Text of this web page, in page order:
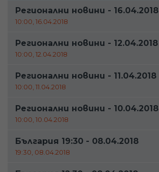
Регионални новини - 16.04.2018
10:00, 16.04.2018
Регионални новини - 12.04.2018
10:00, 12.04.2018
Регионални новини - 11.04.2018
10:00, 11.04.2018
Регионални новини - 10.04.2018
10:00, 10.04.2018
България 19:30 - 08.04.2018
19:30, 08.04.2018